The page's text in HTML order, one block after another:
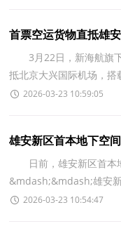
首票空运货物直抵雄
3月22日，新海航旗下
抵北京大兴国际机场，
验核，标志着全国首个依
2026-03-23 10:59:05
雄安新区首本地下空
日前，雄安新区首本
&mdash;&mdash;雄安
权证书正式发放，率先实
2026-03-23 10:54:47